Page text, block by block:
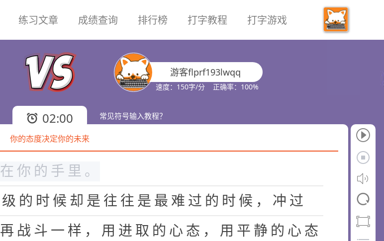
练习文章 成绩查询 排行榜 打字教程 打字游戏
02:00
游客flprf193lwqq
速度：150字/分 正确率：100%
常见符号输入教程？
你的态度决定你的未来
里！有 时候 自 都对 活感到 了恐 惧
须鼓起 走下
什 么样的 活就具有什么样的生活
易 出先的时 候 ，就看你
切，自我决定
在 你 的 手 里 。
级 的 时 候 却 是 往 往 是 最 难 过 的 时 候 ， 冲 过
再 战 斗 一 样 ， 用 进 取 的 心 态 ， 用 平 静 的 心 态